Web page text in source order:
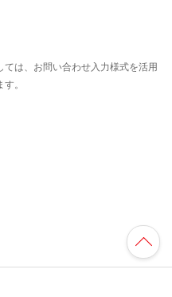
は、お問い合わせ入力様式を活用
。